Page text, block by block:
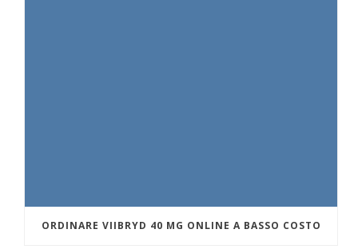
ORDINARE VIIBRYD 40 MG ONLINE A BASSO COSTO